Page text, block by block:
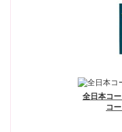
全日本コ
コ